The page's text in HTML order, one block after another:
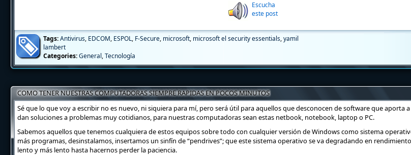
Escucha
este post
Tags:Antivirus, EDCOM, ESPOL, F-Secure, microsoft, microsoft el security essentials,yamil
lambert
Categories: General,Tecnología
COMO TENER NUESTRAS COMPUTADORAS SIEMPRE RAPIDAS EN POCOS MINUTOS
Sé que lo que voy a escribir no es nuevo, ni siquiera para mí, pero será útil para aquellos que desconocen de software que
dan soluciones a problemas muy cotidianos, para nuestras computadoras sean estas netbook, notebook, laptop o PC.
Sabemos aquellos que tenemos cualquiera de estos equipos sobre todo con cualquier versión de Windows como sistema
más programas, desinstalamos, insertamos un sinfín de “pendrives”; que este sistema operativo se va degradando en
lento y más lento hasta hacernos perder la paciencia.